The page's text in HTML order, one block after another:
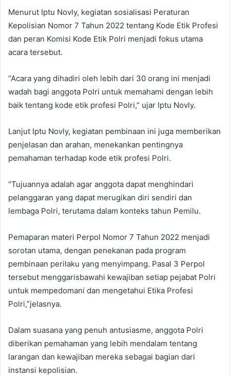
Menurut Iptu Novly, kegiatan sosialisasi Peraturan
Kepolisian Nomor 7 Tahun 2022 tentang Kode Etik Profesi
dan peran Komisi Kode Etik Polri menjadi fokus utama
acara tersebut.
“Acara yang dihadiri oleh lebih dari 30 orang ini menjadi
wadah bagi anggota Polri untuk memahami dengan lebih
baik tentang kode etik profesi Polri,” ujar Iptu Novly.
Lanjut Iptu Novly, kegiatan pembinaan ini juga memberikan
penjelasan dan arahan, menekankan pentingnya
pemahaman terhadap kode etik profesi Polri.
“Tujuannya adalah agar anggota dapat menghindari
pelanggaran yang dapat merugikan diri sendiri dan
lembaga Polri, terutama dalam konteks tahun Pemilu.
Pemaparan materi Perpol Nomor 7 Tahun 2022 menjadi
sorotan utama, dengan penekanan pada program
pembinaan perilaku yang menyimpang. Pasal 3 Perpol
tersebut menggarisbawahi kewajiban setiap pejabat Polri
untuk mempedomani dan mengetahui Etika Profesi
Polri,”jelasnya.
Dalam suasana yang penuh antusiasme, anggota Polri
diberikan pemahaman yang lebih mendalam tentang
larangan dan kewajiban mereka sebagai bagian dari
instansi kepolisian.